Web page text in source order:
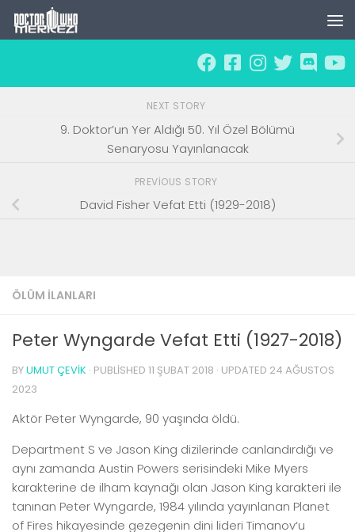
Skip to content
ÖLÜM İLANLARI
Peter Wyngarde Vefat Etti (1927-2018)
BYUMUT ÇEVIK · PUBLISHED 11 ŞUBAT 2018 · UPDATED 24 AĞUSTOS
2023
Aktör Peter Wyngarde, 90 yaşında öldü.
Department S ve Jason King dizilerinde canlandırdığı ve
aynı zamanda Austin Powers serisindeki Mike Myers
karakterine de ilham kaynağı olan Jason King karakteri ile
tanınan Peter Wyngarde, 1984 yılında yayınlanan Planet
of Fires hikayesinde gezegenin dini lideri Timanov‘u
NEXT STORY
9. Doktor’un Yer Aldığı 50. Yıl Özel Bölümü
Senaryosu Yayınlanacak
PREVIOUS STORY
David Fisher Vefat Etti (1929-2018)